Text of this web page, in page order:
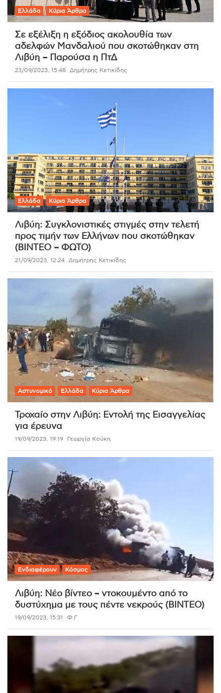
Ελλάδα Κύρια Άρθρα
Σε εξέλιξη η εξόδιος ακολουθία των
αδελφών Μανδαλιού που σκοτώθηκαν στη
Λιβύη – Παρούσα η ΠτΔ
23/09/2023, 15:48 Δημήτρης Κετικίδης
Ελλάδα Κύρια Άρθρα
Λιβύη: Συγκλονιστικές στιγμές στην τελετή
προς τιμήν των Ελλήνων που σκοτώθηκαν
(ΒΙΝΤΕΟ – ΦΩΤΟ)
21/09/2023, 12:24 Δημήτρης Κετικίδης
Αστυνομικό Ελλάδα Κύρια Άρθρα
Τροχαίο στην Λιβύη: Εντολή της Εισαγγελίας
για έρευνα
19/09/2023, 19:19 Γεωργία Κούκη
Ενδιαφέρουν Κόσμος
Λιβύη: Νέο βίντεο – ντοκουμέντο από το
δυστύχημα με τους πέντε νεκρούς (ΒΙΝΤΕΟ)
19/09/2023, 15:31 Φ.Γ